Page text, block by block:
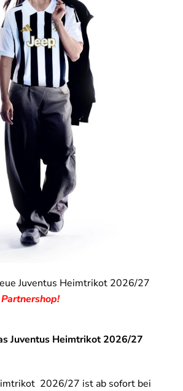
Juventus Heimtrikot 2026/27
Juventus Heimtrikot 2026/27
2026/27 ist ab sofort bei